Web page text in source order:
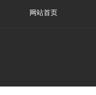
网站首页